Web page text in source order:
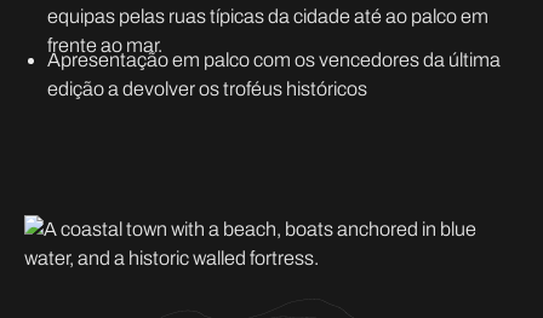
equipas pelas ruas típicas da cidade até ao palco em
frente ao mar.
Apresentação em palco com os vencedores da última
edição a devolver os troféus históricos